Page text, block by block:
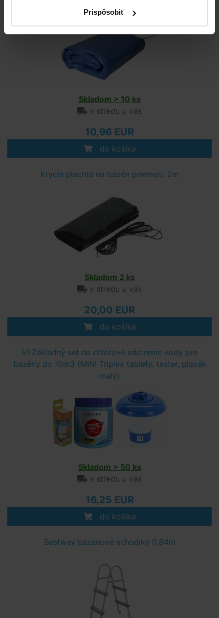
Prispôsobiť
Skladom > 10 ks
v stredu u vás
10,96 EUR
do košíka
Krycia plachta na bazén priemeru 2m
Skladom 2 ks
v stredu u vás
20,00 EUR
do košíka
VI Základný set na chlórové ošetrenie vody pre
bazény do 10m3 (MINI Triplex tablety, tester, plavák
malý)
Skladom > 50 ks
v stredu u vás
16,25 EUR
do košíka
Bestway bazénové schodíky 0,84m